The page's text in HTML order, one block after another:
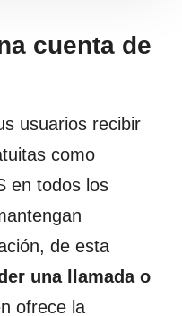
cuenta de
usuarios recibir
como
en todos los
de esta
una llamada o
ofrece la